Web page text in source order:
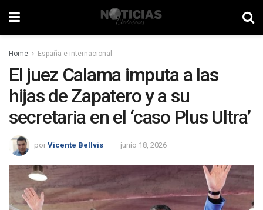
Home España e internacional
El juez Calama imputa a las
hijas de Zapatero y a su
secretaria en el ‘caso Plus Ultra’
por Vicente Bellvis junio 18, 2026